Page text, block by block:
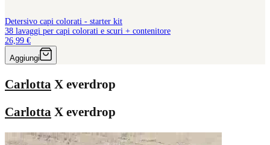
Detersivo capi colorati - starter kit
38 lavaggi per capi colorati e scuri + contenitore
26,99 €
Aggiungi
Carlotta X everdrop
Carlotta X everdrop